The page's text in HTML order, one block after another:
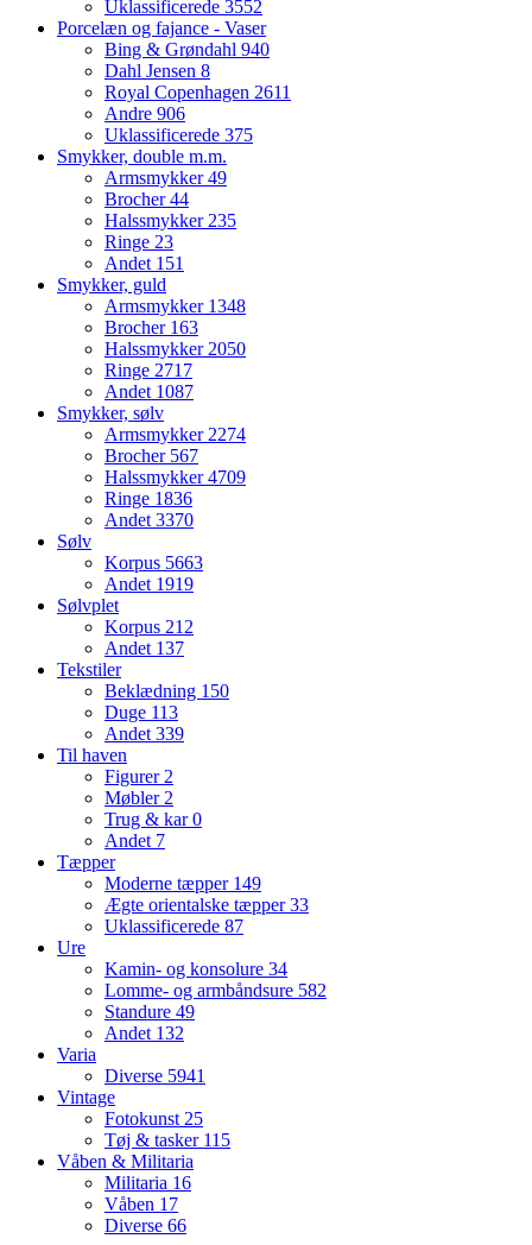
Uklassificerede 3552
Porcelæn og fajance - Vaser
Bing & Grøndahl 940
Dahl Jensen 8
Royal Copenhagen 2611
Andre 906
Uklassificerede 375
Smykker, double m.m.
Armsmykker49
Brocher44
Halssmykker235
Ringe 23
Andet 151
Smykker, guld
Armsmykker 1348
Brocher 163
Halssmykker2050
Ringe 2717
Andet 1087
Smykker, sølv
Armsmykker2274
Brocher 567
Halssmykker4709
Ringe 1836
Andet3370
Sølv
Korpus 5663
Andet 1919
Sølvplet
Korpus 212
Andet 137
Tekstiler
Beklædning 150
Duge 113
Andet339
Til haven
Figurer2
Møbler2
Trug & kar0
Andet 7
Tæpper
Moderne tæpper 149
Ægte orientalske tæpper33
Uklassificerede 87
Ure
Kamin- og konsolure 34
Lomme- og armbåndsure 582
Standure 49
Andet 132
Varia
Diverse 5941
Vintage
Fotokunst25
Tøj & tasker 115
Våben & Militaria
Militaria 16
Våben 17
Diverse 66